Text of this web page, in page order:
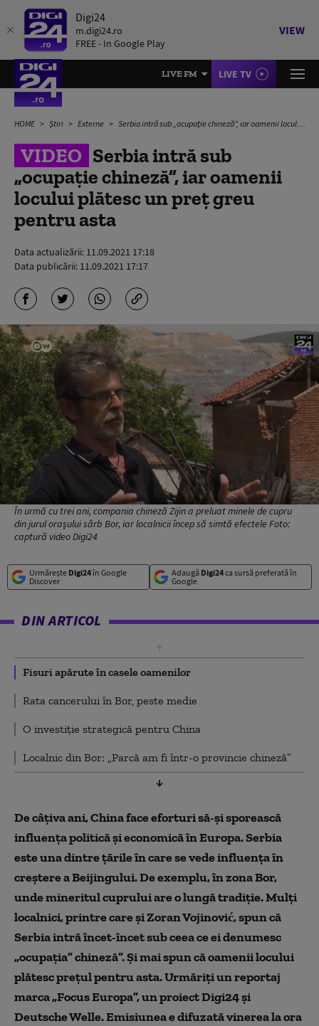
Digi24
m.digi24.ro
FREE - In Google Play
VIEW
LIVE FM LIVE TV
HOME Știri Externe Serbia intră sub „ocupație chineză”, iar oamenii locului plătesc un preț greu pentru asta
VIDEO Serbia intră sub
„ocupație chineză”, iar oamenii
locului plătesc un preț greu
pentru asta
Data actualizării: 11.09.2021 17:18
Data publicării: 11.09.2021 17:17
În urmă cu trei ani, compania chineză Zijin a preluat minele de cupru
din jurul orașului sârb Bor, iar localnicii încep să simtă efectele Foto:
captură video Digi24
Urmărește Digi24în Google
Discover
Adaugă Digi24ca sursă preferată în
Google
DIN ARTICOL
Fisuri apărute în casele oamenilor
Rata cancerului în Bor, peste medie
O investiție strategică pentru China
Localnic din Bor: „Parcă am fi într-o provincie chineză”
De câțiva ani, China face eforturi să-și sporească
influența politică și economică în Europa. Serbia
este una dintre țările în care se vede influența în
creștere a Beijingului. De exemplu, în zona Bor,
unde mineritul cuprului are o lungă tradiție. Mulți
localnici, printre care și Zoran Vojinović, spun că
Serbia intră încet-încet sub ceea ce ei denumesc
„ocupația” chineză”. Și mai spun că oamenii locului
plătesc prețul pentru asta. Urmăriți un reportaj
marca „Focus Europa”, un proiect Digi24 şi
Deutsche Welle. Emisiunea e difuzată vinerea la ora